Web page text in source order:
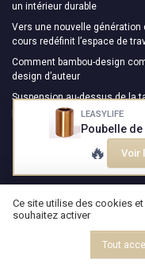
LEASYLIFE
Poubelle
🔥 Voir
un intérieur durable
Vers une nouvelle génération
cours redéfinit l’espace de
Comment bambou-design
design d’auteur
Suspension au-dessus de la
pour ne pas se tromper
Design Magazine
Ce site utilise des cookies
souhaitez activer
Tout